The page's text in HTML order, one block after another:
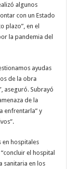
algunos
con un Estado
plazo”, en el
la pandemia del
ayudas
de la obra
aseguró. Subrayó
de la
enfrentarla” y
en hospitales
el hospital
sanitaria en los